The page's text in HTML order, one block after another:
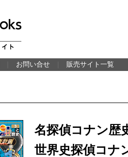
お問い合せ 販売サイト一覧
名探偵コナン
世界史探偵コナ